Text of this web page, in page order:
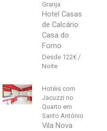
Granja
Hotel Casas
de Calcário
Casa do
Forno
122€
Hotéis com
Jacuzzi no
Quarto em
Santo António
Vila Nova